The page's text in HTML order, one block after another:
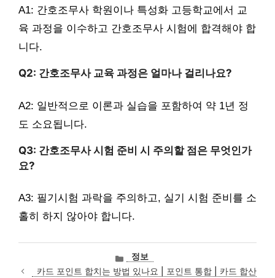
A1: 간호조무사 학원이나 특성화 고등학교에서 교
육 과정을 이수하고 간호조무사 시험에 합격해야 합
니다.
Q2: 간호조무사 교육 과정은 얼마나 걸리나요?
A2: 일반적으로 이론과 실습을 포함하여 약 1년 정
도 소요됩니다.
Q3: 간호조무사 시험 준비 시 주의할 점은 무엇인가
요?
A3: 필기시험 과락을 주의하고, 실기 시험 준비를 소
홀히 하지 않아야 합니다.
카
테
정보
카드 포인트 합치는 방법 있나요 | 포인트 통합 | 카드 합산